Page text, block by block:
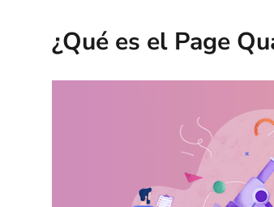
¿Qué es el Page